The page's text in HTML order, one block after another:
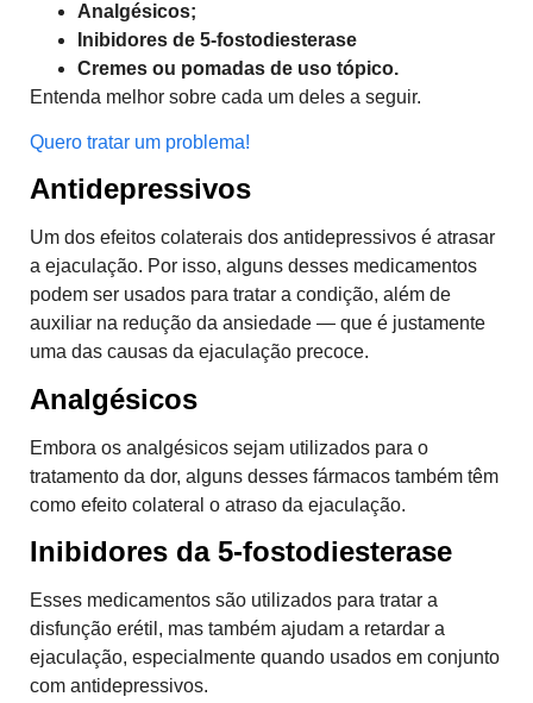
Analgésicos;
Inibidores de 5-fostodiesterase
Cremes ou pomadas de uso tópico.
Entenda melhor sobre cada um deles a seguir.
Quero tratar um problema!
Antidepressivos
Um dos efeitos colaterais dos antidepressivos é atrasar
a ejaculação. Por isso, alguns desses medicamentos
podem ser usados para tratar a condição, além de
auxiliar na redução da ansiedade — que é justamente
uma das causas da ejaculação precoce.
Analgésicos
Embora os analgésicos sejam utilizados para o
tratamento da dor, alguns desses fármacos também têm
como efeito colateral o atraso da ejaculação.
Inibidores da 5-fostodiesterase
Esses medicamentos são utilizados para tratar a
disfunção erétil, mas também ajudam a retardar a
ejaculação, especialmente quando usados em conjunto
com antidepressivos.